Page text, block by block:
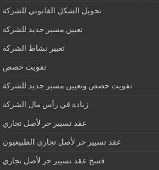
تحويل الشكل القانوني للشركة
تعيين مسير جديد للشركة
تغيير نشاط الشركة
تفويت حصص
تفويت حصص وتعيين مسير جديد للشركة
زيادة في رأس مال الشركة
عقد تسيير حر لأصل تجاري
عقد تسيير حر لأصل تجاري الطبيعيون
فسخ عقد تسيير حر لأصل تجاري